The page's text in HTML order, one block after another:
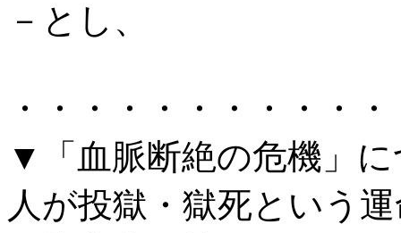
－とし、
・・・・・・・・・・
▼「血脈断絶の危機」
人が投獄・獄死という